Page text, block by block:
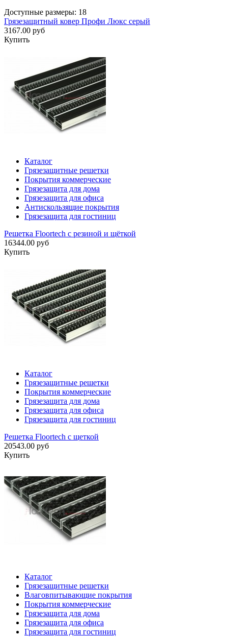
Доступные размеры: 18
Грязезащитный ковер Профи Люкс серый
3167.00 руб
Купить
Каталог
Грязезащитные решетки
Покрытия коммерческие
Грязезащита для дома
Грязезащита для офиса
Антискользящие покрытия
Грязезащита для гостиниц
Решетка Floortech с резиной и щёткой
16344.00 руб
Купить
Каталог
Грязезащитные решетки
Покрытия коммерческие
Грязезащита для дома
Грязезащита для офиса
Грязезащита для гостиниц
Решетка Floortech с щеткой
20543.00 руб
Купить
Каталог
Грязезащитные решетки
Влаговпитывающие покрытия
Покрытия коммерческие
Грязезащита для дома
Грязезащита для офиса
Грязезащита для гостиниц